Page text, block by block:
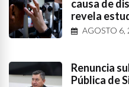
causa de
revela
AGOSTO 6,
Renuncia
Pública de